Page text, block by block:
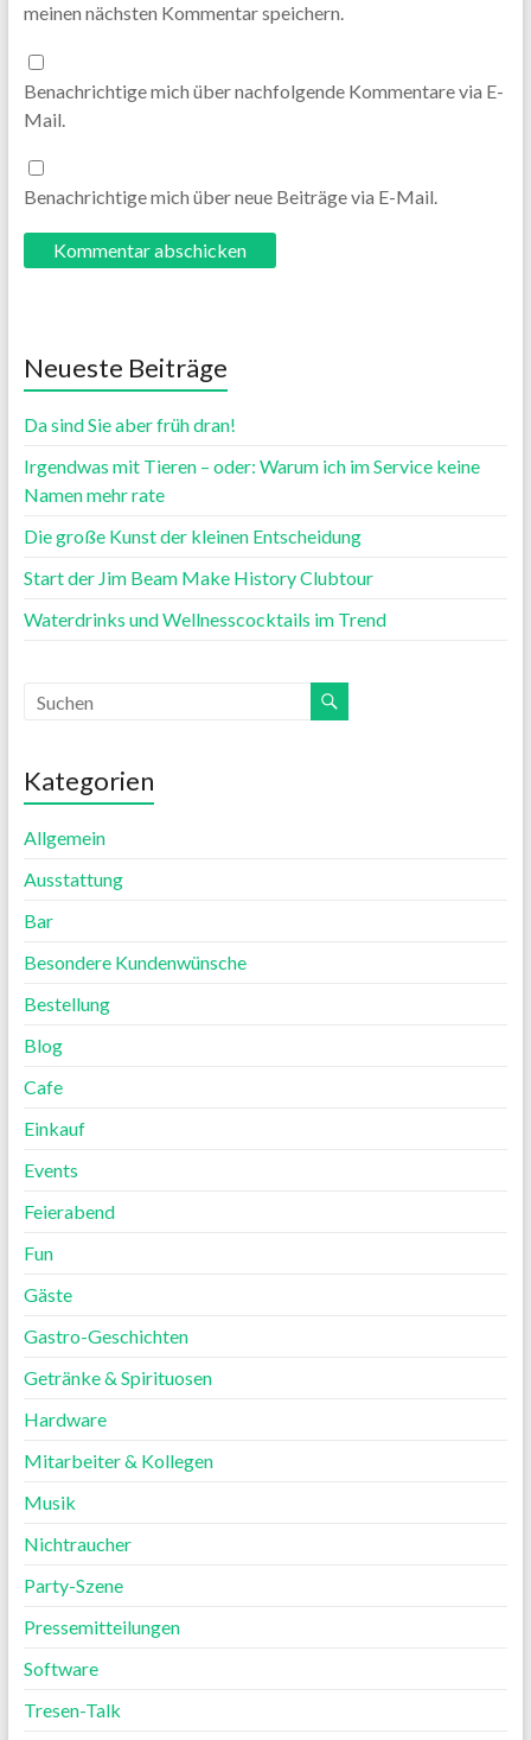
meinen nächsten Kommentar speichern.
Benachrichtige mich über nachfolgende Kommentare via E-
Mail.
Benachrichtige mich über neue Beiträge via E-Mail.
Neueste Beiträge
Da sind Sie aber früh dran!
Irgendwas mit Tieren – oder: Warum ich im Service keine
Namen mehr rate
Die große Kunst der kleinen Entscheidung
Start der Jim Beam Make History Clubtour
Waterdrinks und Wellnesscocktails im Trend
Kategorien
Allgemein
Ausstattung
Bar
Besondere Kundenwünsche
Bestellung
Blog
Cafe
Einkauf
Events
Feierabend
Fun
Gäste
Gastro-Geschichten
Getränke & Spirituosen
Hardware
Mitarbeiter & Kollegen
Musik
Nichtraucher
Party-Szene
Pressemitteilungen
Software
Tresen-Talk